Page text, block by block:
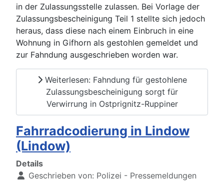
in der Zulassungsstelle zulassen. Bei Vorlage der
Zulassungsbescheinigung Teil 1 stellte sich jedoch
heraus, dass diese nach einem Einbruch in eine
Wohnung in Gifhorn als gestohlen gemeldet und
zur Fahndung ausgeschrieben worden war.
Weiterlesen: Fahndung für gestohlene
Zulassungsbescheinigung sorgt für
Verwirrung in Ostprignitz-Ruppiner
Fahrradcodierung in Lindow
(Lindow)
Details
Geschrieben von: Polizei - Pressemeldungen